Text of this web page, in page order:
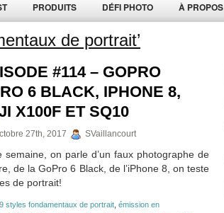
PRODUITS DÉFI PHOTO À PROPOS
de portrait’
#114 – GOPRO
6 BLACK, IPHONE 8,
X100F ET SQ10
27th, 2017 SVaillancourt
semaine, on parle d’un faux photographe de
de la GoPro 6 Black, de l’iPhone 8, on teste
de portrait!
9 styles fondamentaux de portrait émission en